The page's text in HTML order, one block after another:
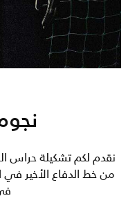
نقدم لكم تشكيلة حراس
من خط الدفاع الأخير